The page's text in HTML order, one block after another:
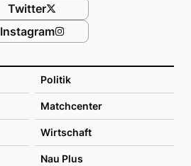
Politik
Matchcenter
Wirtschaft
Nau Plus
Twitter
Instagram